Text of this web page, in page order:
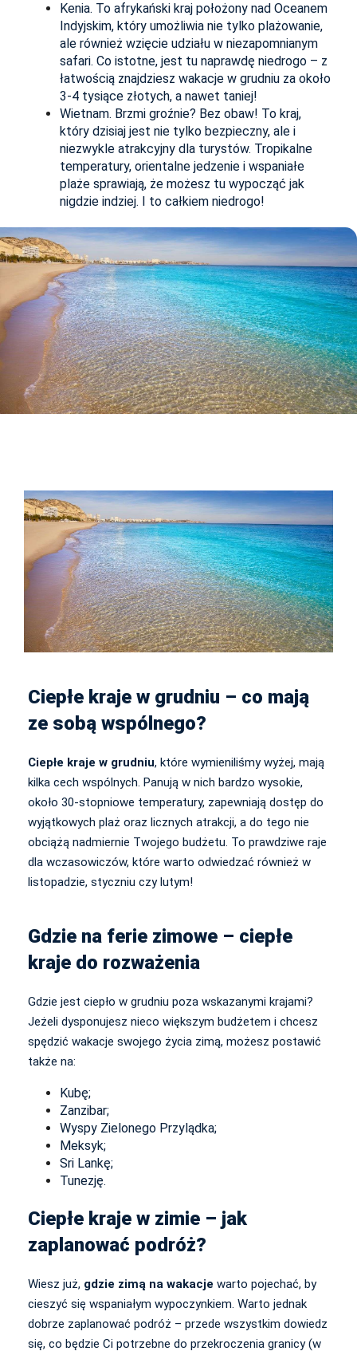
Kenia. To afrykański kraj położony nad Oceanem
Indyjskim, który umożliwia nie tylko plażowanie,
ale również wzięcie udziału w niezapomnianym
safari. Co istotne, jest tu naprawdę niedrogo – z
łatwością znajdziesz wakacje w grudniu za około
3-4 tysiące złotych, a nawet taniej!
Wietnam. Brzmi groźnie? Bez obaw! To kraj,
który dzisiaj jest nie tylko bezpieczny, ale i
niezwykle atrakcyjny dla turystów. Tropikalne
temperatury, orientalne jedzenie i wspaniałe
plaże sprawiają, że możesz tu wypocząć jak
nigdzie indziej. I to całkiem niedrogo!
Ciepłe kraje w grudniu – co mają
ze sobą wspólnego?
Ciepłe kraje w grudniu, które wymieniliśmy wyżej, mają
kilka cech wspólnych. Panują w nich bardzo wysokie,
około 30-stopniowe temperatury, zapewniają dostęp do
wyjątkowych plaż oraz licznych atrakcji, a do tego nie
obciążą nadmiernie Twojego budżetu. To prawdziwe raje
dla wczasowiczów, które warto odwiedzać również w
listopadzie, styczniu czy lutym!
Gdzie na ferie zimowe – ciepłe
kraje do rozważenia
Gdzie jest ciepło w grudniu poza wskazanymi krajami?
Jeżeli dysponujesz nieco większym budżetem i chcesz
spędzić wakacje swojego życia zimą, możesz postawić
także na:
Kubę;
Zanzibar;
Wyspy Zielonego Przylądka;
Meksyk;
Sri Lankę;
Tunezję.
Ciepłe kraje w zimie – jak
zaplanować podróż?
Wiesz już, gdzie zimą na wakacje warto pojechać, by
cieszyć się wspaniałym wypoczynkiem. Warto jednak
dobrze zaplanować podróż – przede wszystkim dowiedz
się, co będzie Ci potrzebne do przekroczenia granicy (w